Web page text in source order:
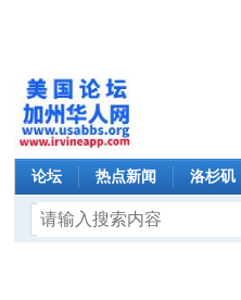
论坛 热点新闻 洛杉矶